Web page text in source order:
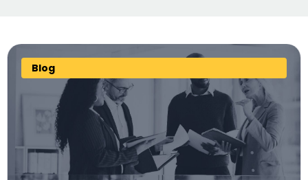
Blog